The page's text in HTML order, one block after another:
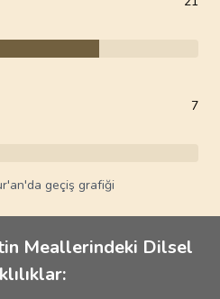
7
geçiş grafiği
Meallerindeki Dilsel